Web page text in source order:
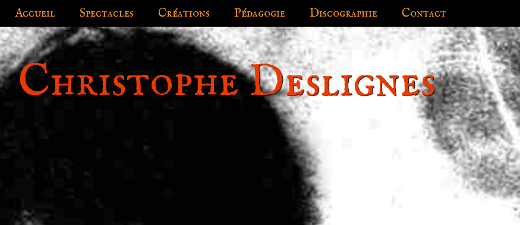
Christophe Deslignes
Accueil Spectacles Créations Pédagogie Discographie Contact